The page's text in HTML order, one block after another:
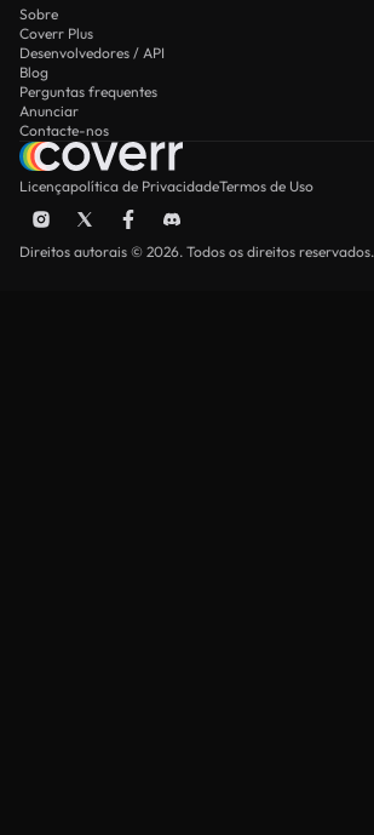
Sobre
Coverr Plus
Desenvolvedores / API
Blog
Perguntas frequentes
Anunciar
Contacte-nos
Licençapolítica de PrivacidadeTermos de Uso
Direitos autorais © 2026. Todos os direitos reservados.